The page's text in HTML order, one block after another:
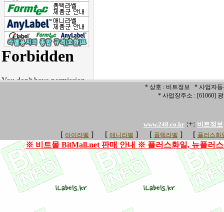
* 상호 : 비트정보 * 사업자등
* 사업장주소 : [61060]
www.248.co.kr :+: 비트정보
[ 아이라벨 ] [ 애니라벨 ] [ 폼텍라벨 ] [ 플러스화
※ 비트몰 BitMall.net 판매 안내 ※ 플러스화일, 뉴플러